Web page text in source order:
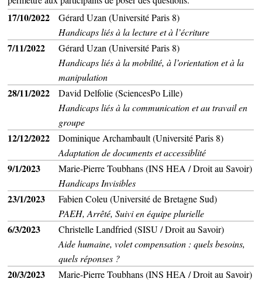
17/10/2022
Gérard Uzan (Université Paris 8)
Handicaps liés à la lecture et à l’écriture
7/11/2022
Gérard Uzan (Université Paris 8)
Handicaps liés à la mobilité, à l’orientation et à la
manipulation
28/11/2022
David Delfolie (SciencesPo Lille)
Handicaps liés à la communication et au travail en
groupe
12/12/2022
Dominique Archambault (Université Paris 8)
Adaptation de documents et accessiblité
9/1/2023
Marie-Pierre Toubhans (INS HEA / Droit au Savoir)
Handicaps Invisibles
23/1/2023
Fabien Coleu (Université de Bretagne Sud)
PAEH, Arrêté, Suivi en équipe plurielle
6/3/2023
Christelle Landfried (SISU / Droit au Savoir)
Aide humaine, volet compensation : quels besoins,
quels réponses ?
20/3/2023
Marie-Pierre Toubhans (INS HEA / Droit au Savoir)